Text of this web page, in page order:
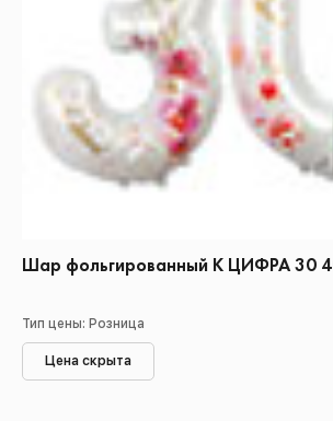
Шар фольгированный К ЦИФРА 30
Тип цены: Розница
Цена скрыта